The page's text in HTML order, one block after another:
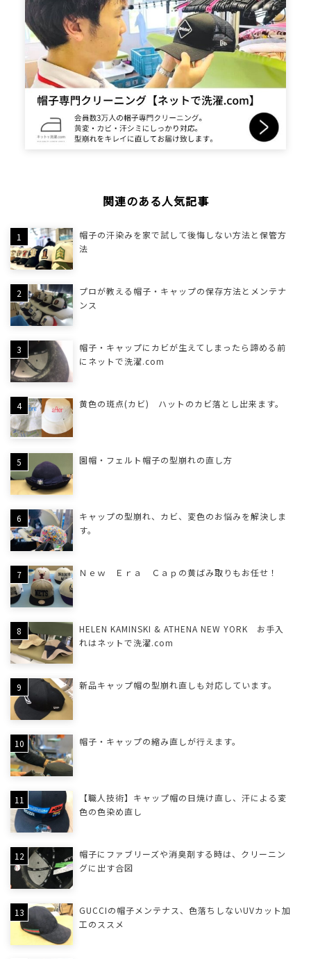
関連のある人気記事
帽子の汗染みを家で試して後悔しない方法と保管方
法
プロが教える帽子・キャップの保存方法とメンテナ
ンス
帽子・キャップにカビが生えてしまったら諦める前
にネットで洗濯.com
黄色の斑点(カビ) ハットのカビ落とし出来ます。
園帽・フェルト帽子の型崩れの直し方
キャップの型崩れ、カビ、変色のお悩みを解決しま
す。
Ｎｅｗ Ｅｒａ Ｃａｐの黄ばみ取りもお任せ！
HELEN KAMINSKI & ATHENA NEW YORK お手入
れはネットで洗濯.com
新品キャップ帽の型崩れ直しも対応しています。
帽子・キャップの縮み直しが行えます。
【職人技術】キャップ帽の日焼け直し、汗による変
色の色染め直し
帽子にファブリーズや消臭剤する時は、クリーニン
グに出す合図
GUCCIの帽子メンテナス、色落ちしないUVカット加
工のススメ